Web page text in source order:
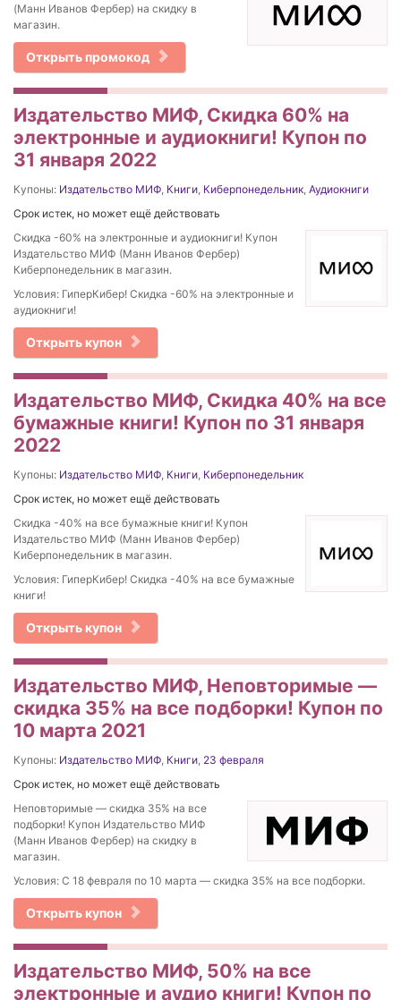
(Манн Иванов Фербер) на скидку в
магазин.
Открыть промокод
Издательство МИФ, Скидка 60% на
электронные и аудиокниги! Купон по
31 января 2022
Купоны: Издательство МИФ Книги Киберпонедельник Аудиокниги
Срок истек, но может ещё действовать
Скидка -60% на электронные и аудиокниги! Купон
Издательство МИФ (Манн Иванов Фербер)
Киберпонедельник в магазин.
Условия: ГиперКибер! Скидка -60% на электронные и
аудиокниги!
Открыть купон
Издательство МИФ, Скидка 40% на все
бумажные книги! Купон по 31 января
2022
Купоны: Издательство МИФ Книги Киберпонедельник
Срок истек, но может ещё действовать
Скидка -40% на все бумажные книги! Купон
Издательство МИФ (Манн Иванов Фербер)
Киберпонедельник в магазин.
Условия: ГиперКибер! Скидка -40% на все бумажные
книги!
Открыть купон
Издательство МИФ, Неповторимые —
скидка 35% на все подборки! Купон по
10 марта 2021
Купоны: Издательство МИФ Книги 23 февраля
Срок истек, но может ещё действовать
Неповторимые — скидка 35% на все
подборки! Купон Издательство МИФ
(Манн Иванов Фербер) на скидку в
магазин.
Условия: С 18 февраля по 10 марта — скидка 35% на все подборки.
Открыть купон
Издательство МИФ, 50% на все
электронные и аудио книги! Купон по